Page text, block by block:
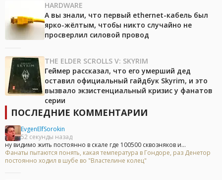
HARDWARE
А вы знали, что первый ethernet-кабель был
ярко-жёлтым, чтобы никто случайно не
просверлил силовой провод
THE ELDER SCROLLS V: SKYRIM
Геймер рассказал, что его умерший дед
оставил официальный гайдбук Skyrim, и это
вызвало экзистенциальный кризис у фанатов
серии
ПОСЛЕДНИЕ КОММЕНТАРИИ
EvgenElfSorokin
52 секунды назад
ну видимо жить постоянно в скале где 100500 сквозняков и...
Фанаты пытаются понять, какая температура в Гондоре, раз Денетор
постоянно ходил в шубе во "Властелине колец"